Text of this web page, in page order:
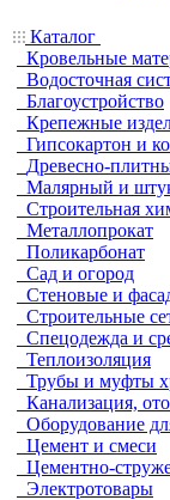
Каталог
Кровельные
Водосточная
Благоустройство
Крепежные
Гипсокартон и
Древесно-
Малярный и
Строительная
Металлопрокат
Поликарбонат
Сад и огород
Стеновые и
Строительные
Спецодежда и
Теплоизоляция
Трубы и муфты
Канализация,
Оборудование
Цемент и смеси
Цементно-
Электротовары